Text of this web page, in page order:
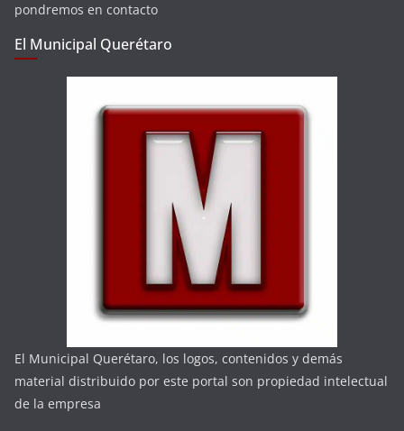
pondremos en contacto
El Municipal Querétaro
El Municipal Querétaro, los logos, contenidos y demás
material distribuido por este portal son propiedad intelectual
de la empresa